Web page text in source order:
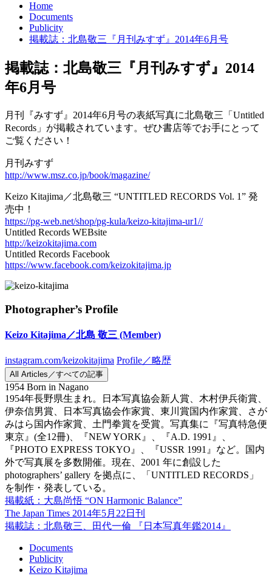
Home
Documents
Publicity
掲載誌：北島敬三『月刊みすず』2014年6月号
掲載誌：北島敬三『月刊みすず』2014
年6月号
月刊『みすず』2014年6月号の表紙写真に北島敬三「Untitled
Records」が掲載されています。ぜひ書店等でお手にとって
ご覧ください！
月刊みすず
http://www.msz.co.jp/book/magazine/
Keizo Kitajima／北島敬三 “UNTITLED RECORDS Vol. 1” 発
売中！
https://pg-web.net/shop/pg-kula/keizo-kitajima-ur1//
Untitled Records WEBsite
http://keizokitajima.com
Untitled Records Facebook
https://www.facebook.com/keizokitajima.jp
Photographer’s Profile
Keizo Kitajima／北島 敬三 (Member)
instagram.com/keizokitajima Profile／略歴
All Articles／すべての記事
1954 Born in Nagano
1954年長野県生まれ。日本写真協会新人賞、木村伊兵衛賞、
伊奈信男賞、日本写真協会作家賞、東川賞国内作家賞、さが
みはら国内作家賞、土門拳賞を受賞。写真集に『写真特急便
東京』(全12冊)、『NEW YORK』、『A.D. 1991』、
『PHOTO EXPRESS TOKYO』、『USSR 1991』など。国内
外で写真展を多数開催。現在、2001 年に創設した
photographers’ gallery を拠点に、「UNTITLED RECORDS」
を制作・発表している。
掲載紙：大島尚悟 “ON Harmonic Balance”
The Japan Times 2014年5月22日刊
掲載誌：北島敬三、田代一倫 『日本写真年鑑2014』
Documents
Publicity
Keizo Kitajima